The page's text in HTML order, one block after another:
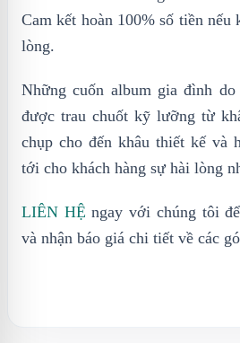
Cam kết hoàn 100% số tiền nếu
lòng.
Những cuốn album gia đình
được trau chuốt kỹ lưỡng từ
chụp cho đến khâu thiết kế và
tới cho khách hàng sự hài lòng
LIÊN HỆ ngay với chúng tôi
và nhận báo giá chi tiết về các